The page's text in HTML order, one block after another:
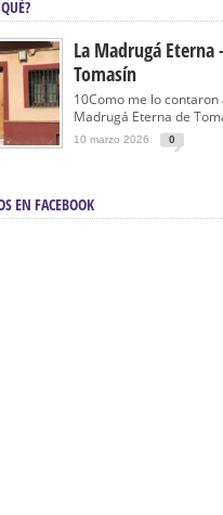
La Madrugá Eterna
Tomasín
10Como me lo contaron
Madrugá Eterna de
10 marzo 2026 0
EN FACEBOOK